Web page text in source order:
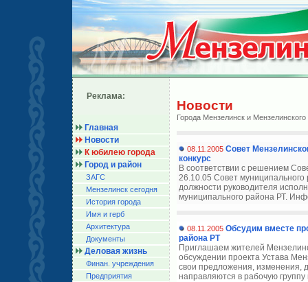
Реклама:
Главная
Новости
К юбилею города
Город и район
ЗАГС
Мензелинск сегодня
История города
Имя и герб
Архитектура
Документы
Деловая жизнь
Финан. учреждения
Предприятия
Новости
Города Мензелинск и Мензелинского
08.11.2005 Совет
конкурс
В соответствии с решением
26.10.05 Совет
должности руководителя
муниципального района РТ.
08.11.2005 Обсудим вместе
района РТ
Приглашаем жителей
обсуждении проекта Устава
свои предложения, изменения,
направляются в рабочую